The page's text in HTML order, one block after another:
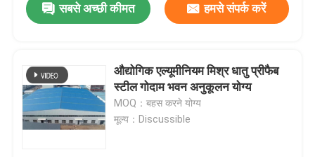
सबसे अच्छी कीमत हमसे संपर्क करें
औद्योगिक एल्यूमीनियम मिश्र धातु प्रीफैब
स्टील गोदाम भवन अनुकूलन योग्य
MOQ：बहस करने योग्य
मूल्य：Discussible